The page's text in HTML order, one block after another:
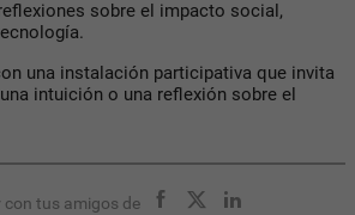
sobre el impacto social,
una instalación participativa que invita
intuición o una reflexión sobre el
tus amigos de